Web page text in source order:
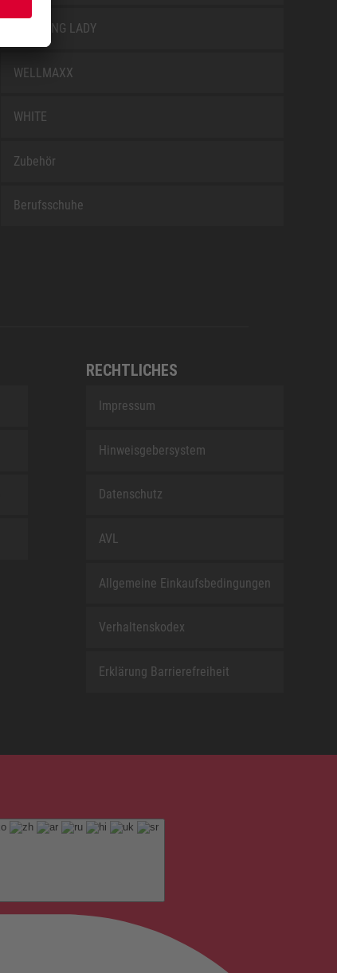
TREKKING LADY
WELLMAXX
WHITE
Zubehör
Berufsschuhe
RECHTLICHES
Impressum
Hinweisgebersystem
Datenschutz
AVL
Allgemeine Einkaufsbedingungen
Verhaltenskodex
Erklärung Barrierefreiheit